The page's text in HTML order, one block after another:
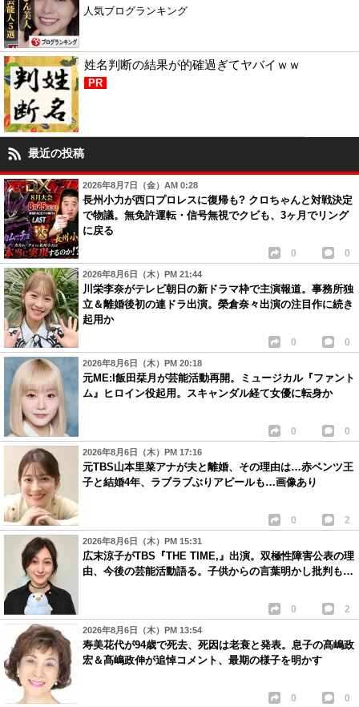
人気ブログランキング
姓名判断の結果が的確過ぎてヤバイｗｗ
PR
最近の投稿
2026年8月7日（金）AM 0:28
長州小力が西口プロレスに復帰も? クロちゃんと対戦決定
で物議。無免許運転・信号無視でクビも、3ヶ月でリング
に戻る
0 0
2026年8月6日（木）PM 21:44
川栄李奈がテレビ朝日の新ドラマ枠で主演報道。事務所独
立＆離婚後初の連ドラ出演。榮倉奈々出演の注目作に続き
起用か
0 0
2026年8月6日（木）PM 20:18
元ME:I飯田栞月が芸能活動再開。ミュージカル『ファント
ム』ヒロイン役起用。スキャンダル経て女優に転身か
0 0
2026年8月6日（木）PM 17:16
元TBS山本里菜アナが夫と離婚、その理由は…赤ベンツ王
子と結婚4年、ラブラブぶりアピールも…画像あり
0 2
2026年8月6日（木）PM 15:31
広末涼子がTBS『THE TIME,』出演。双極性障害公表の理
由、今後の芸能活動語る。子供からの言葉明かし批判も…
0 2
2026年8月6日（木）PM 13:54
寿美花代が94歳で死去、死因は老衰と発表。息子の髙嶋政
宏＆髙嶋政伸が追悼コメント、最期の様子を明かす
0 0